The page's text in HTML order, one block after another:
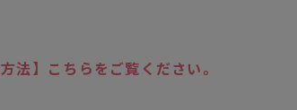
方法】こちらをご覧ください。